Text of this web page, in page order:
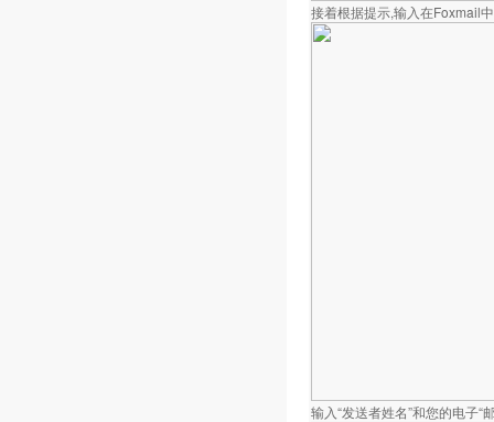
接着根据提示,输入在Foxmail
输入“发送者姓名”和您的电子“